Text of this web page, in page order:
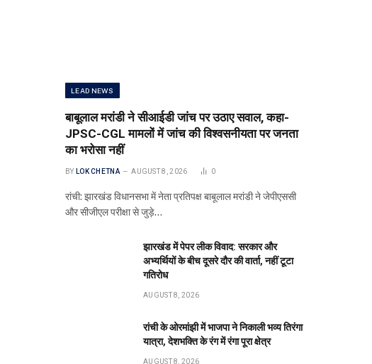
LEAD NEWS
बाबूलाल मरांडी ने सीआईडी जांच पर उठाए सवाल, कहा-
JPSC-CGL मामलों में जांच की विश्वसनीयता पर जनता
का भरोसा नहीं
BY LOK CHETNA AUGUST 8, 2026 0
रांची: झारखंड विधानसभा में नेता प्रतिपक्ष बाबूलाल मरांडी ने जेपीएससी
और सीजीएल परीक्षा से जुड़े…
झारखंड में पेपर लीक विवाद: सरकार और
अभ्यर्थियों के बीच दूसरे दौर की वार्ता, नहीं टूटा
गतिरोध
AUGUST 8, 2026
रांची के ओरमांझी में भाजपा ने निकाली भव्य तिरंगा
यात्रा, देशभक्ति के रंग में रंगा पूरा क्षेत्र
AUGUST 8, 2026